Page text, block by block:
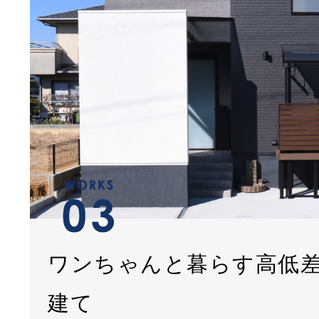
ワンちゃんと暮らす高低
建て